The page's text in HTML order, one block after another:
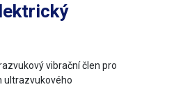
vibrační člen pro
ultrazvukového